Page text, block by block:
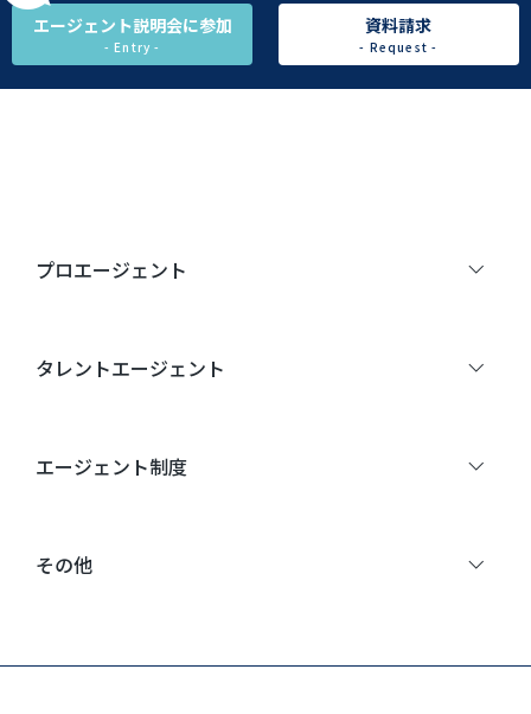
エージェント説明会に参加
- Entry -
資料請求
- Request -
プロエージェント
タレントエージェント
エージェント制度
その他